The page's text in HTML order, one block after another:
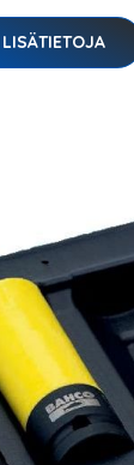
LISÄTIETOJA